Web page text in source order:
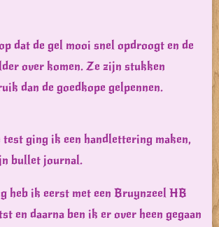
dat de gel mooi snel opdroogt en de
over komen. Ze zijn stukken
dan de goedkope gelpennen.
test ging ik een handlettering maken,
bullet journal.
heb ik eerst met een Bruynzeel HB
en daarna ben ik er over heen gegaan